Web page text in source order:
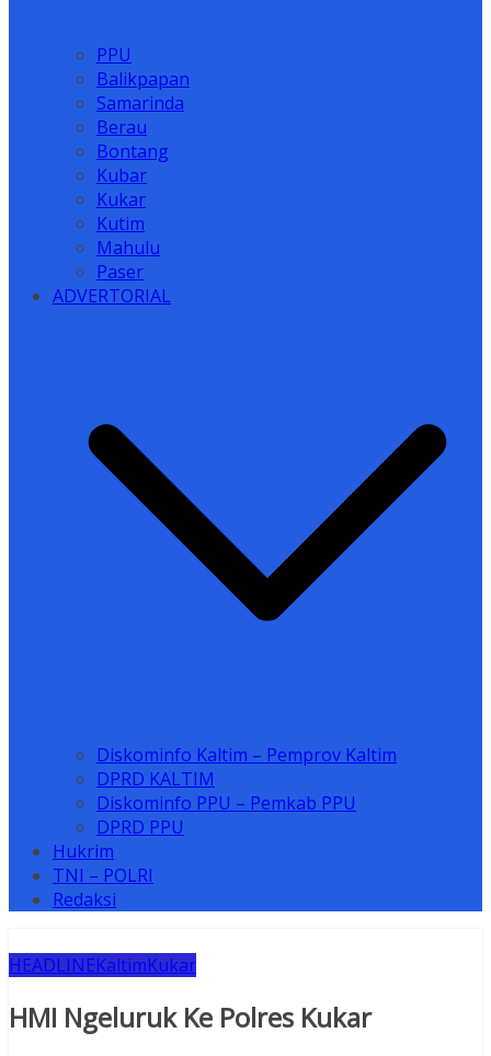
PPU
Balikpapan
Samarinda
Berau
Bontang
Kubar
Kukar
Kutim
Mahulu
Paser
ADVERTORIAL
Diskominfo Kaltim – Pemprov Kaltim
DPRD KALTIM
Diskominfo PPU – Pemkab PPU
DPRD PPU
Hukrim
TNI – POLRI
Redaksi
HEADLINEKaltimKukar
HMI Ngeluruk Ke Polres Kukar